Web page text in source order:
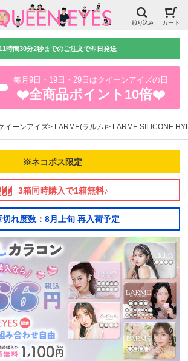
絞り込み カート
時間30分1秒までのご注文で即日発送
毎月9日・19日・29日はクイーンアイズの日
❤️全商品ポイント10倍❤️
イーンアイズ LARME(ラルム) LARME SILICONE
※ネコポス限定
3箱同時購入で1箱無料♪
切れ度数：8月上旬 再入荷予定